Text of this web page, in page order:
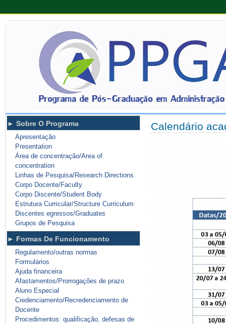
Sobre O Programa
Apresentação
Presentation
Área de concentração/Area of
concentration
Linhas de Pesquisa/Research Directions
Corpo Docente/Faculty
Corpo Discente/Student Body
Estrutura Curricular/Structure Curriculum
Discentes egressos/Graduates
Grupos de Pesquisa
Formas De Funcionamento
Regulamento/outras normas
Formulários
Ajuda financeira
Afastamentos/Prorrogações de prazo
Aluno Especial
Credenciamento/Recredenciamento de
Docente
Procedimentos: qualificação, defesas de
Calendário